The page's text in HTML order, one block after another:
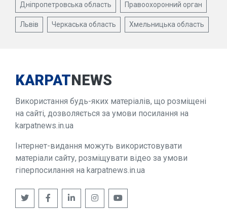
Дніпропетровська область Правоохоронний орган
Львів Черкаська область Хмельницька область
KARPATNEWS
Використання будь-яких матеріалів, що розміщені
на сайті, дозволяється за умови посилання на
karpatnews.in.ua
Інтернет-видання можуть використовувати
матеріали сайту, розміщувати відео за умови
гіперпосилання на karpatnews.in.ua